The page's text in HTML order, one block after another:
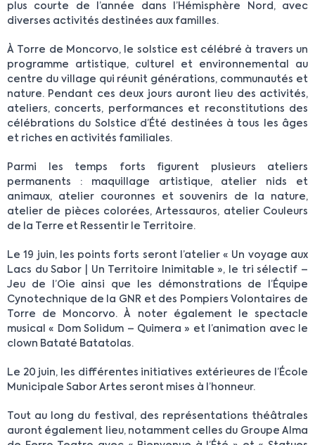
plus courte de l’année dans l’Hémisphère Nord, avec
diverses activités destinées aux familles.
À Torre de Moncorvo, le solstice est célébré à travers un
programme artistique, culturel et environnemental au
centre du village qui réunit générations, communautés et
nature. Pendant ces deux jours auront lieu des activités,
ateliers, concerts, performances et reconstitutions des
célébrations du Solstice d’Été destinées à tous les âges
et riches en activités familiales.
Parmi les temps forts figurent plusieurs ateliers
permanents : maquillage artistique, atelier nids et
animaux, atelier couronnes et souvenirs de la nature,
atelier de pièces colorées, Artessauros, atelier Couleurs
de la Terre et Ressentir le Territoire.
Le 19 juin, les points forts seront l’atelier « Un voyage aux
Lacs du Sabor | Un Territoire Inimitable », le tri sélectif –
Jeu de l’Oie ainsi que les démonstrations de l’Équipe
Cynotechnique de la GNR et des Pompiers Volontaires de
Torre de Moncorvo. À noter également le spectacle
musical « Dom Solidum – Quimera » et l’animation avec le
clown Bataté Batatolas.
Le 20 juin, les différentes initiatives extérieures de l’École
Municipale Sabor Artes seront mises à l’honneur.
Tout au long du festival, des représentations théâtrales
auront également lieu, notamment celles du Groupe Alma